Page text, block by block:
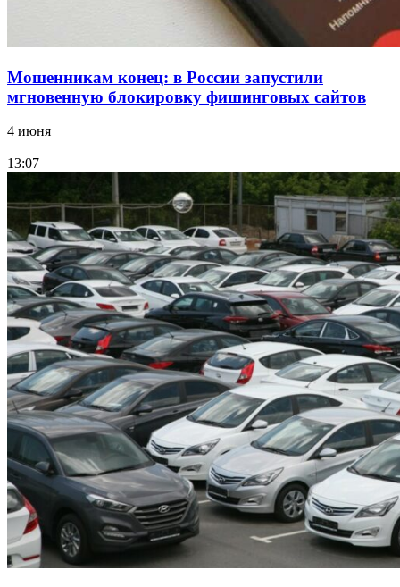
Мошенникам конец: в России запустили
мгновенную блокировку фишинговых сайтов
4 июня
13:07